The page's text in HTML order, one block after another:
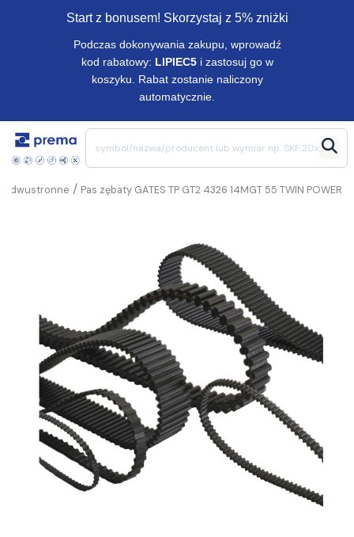
Start z bonusem! Skorzystaj z 5% zniżki
Podczas dokonywania zakupu, wprowadź
kod rabatowy: LIPIEC5 i zastosuj go w
koszyku. Rabat zostanie naliczony
automatycznie.
Pas zębaty GATES TP GT2 4326 14MGT 55 TWIN POWER
/
dwustronne